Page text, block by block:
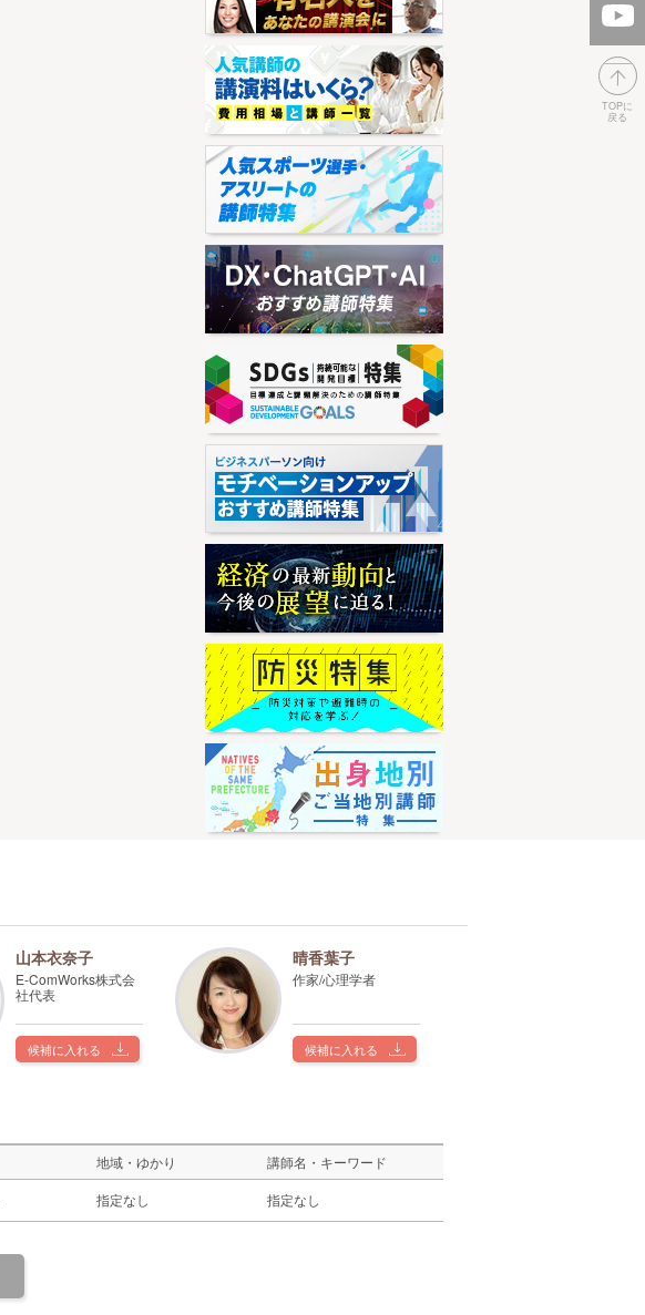
山本衣奈子
E-ComWorks株式会
社代表
候補に入れる
晴香葉子
作家/心理学者
候補に入れる
地域・ゆかり 講師名・キーワード
指定なし 指定なし
TOPに
戻る